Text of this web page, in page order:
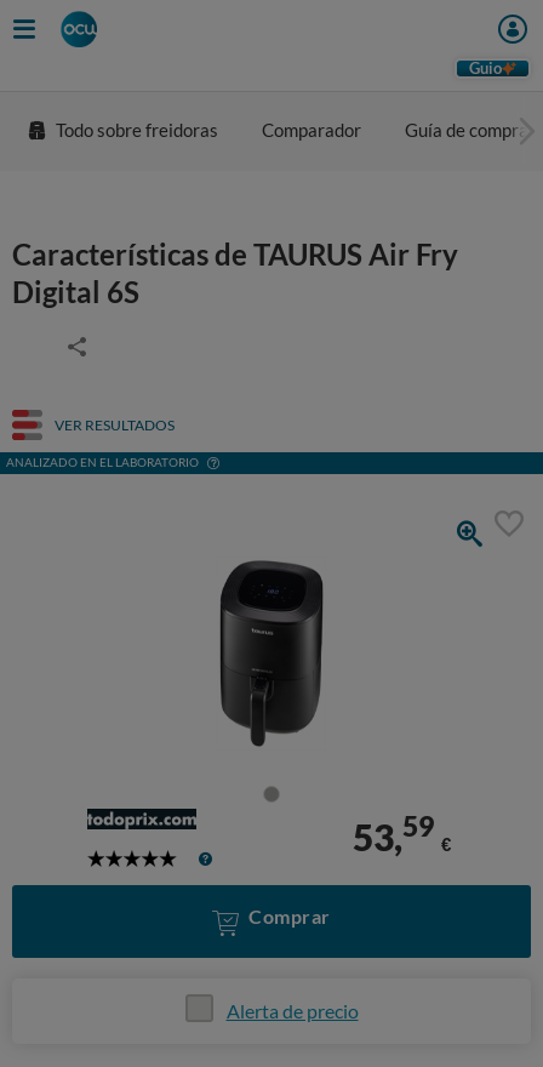
Guio
Todo sobre freidoras Comparador Guía de compra
Características de TAURUS Air Fry
Digital 6S
VER RESULTADOS
ANALIZADO EN EL LABORATORIO
5
53,59
€
Comprar
Alerta de precio